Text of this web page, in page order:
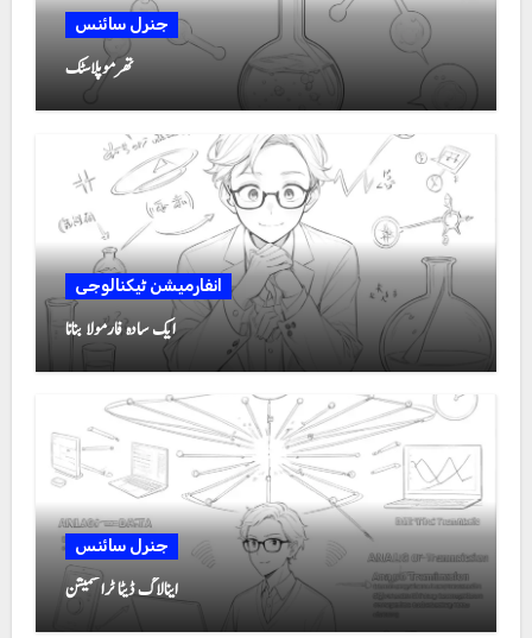
جنرل سائنس
تھرموپلاسٹک
انفارمیشن ٹیکنالوجی
ایک سادہ فارمولا بنانا
جنرل سائنس
اینالاگ ڈیٹا ٹرانسمیشن